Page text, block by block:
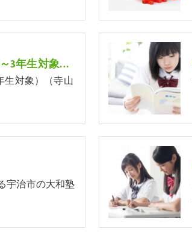
中学生スタンダードコース（中1～3年生対象）（寺山校・神明校）
生対象）（寺山
宇治市の大和塾